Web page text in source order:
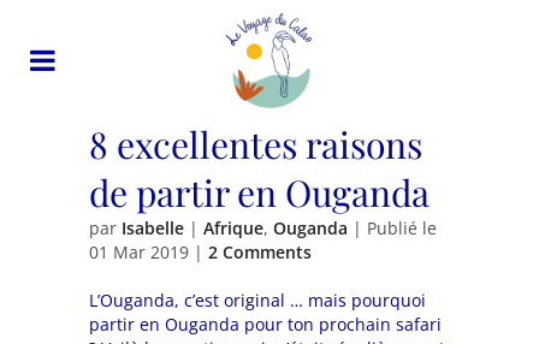
8 excellentes raisons
de partir en Ouganda
par Isabelle | Afrique, Ouganda | Publié le
01 Mar 2019 | 2 Comments
L’Ouganda, c’est original … mais pourquoi
partir en Ouganda pour ton prochain safari